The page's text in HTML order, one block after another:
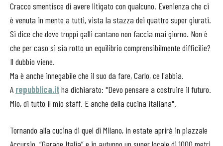
Cracco smentisce di avere litigato con qualcuno. Evenienza che ci
è venuta in mente a tutti, vista la stazza dei quattro super giurati.
Si dice che dove troppi galli cantano non faccia mai giorno. Non è
che per caso si sia rotto un equilibrio comprensibilmente difficilie?
Il dubbio viene.
Ma è anche innegabile che il suo da fare, Carlo, ce l'abbia.
A repubblica.it ha dichiarato: "Devo pensare a costruire il futuro.
Mio, di tutto il mio staff. E anche della cucina italiana".
Tornando alla cucina di quel di Milano, in estate aprirà in piazzale